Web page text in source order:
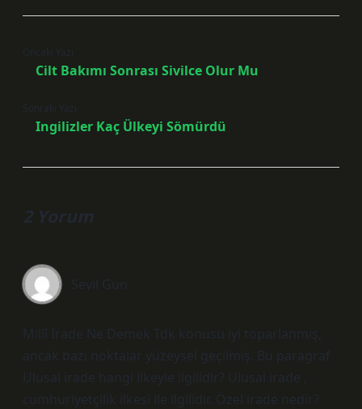
Önceki Yazı
Cilt Bakımı Sonrası Sivilce Olur Mu
Sonraki Yazı
Ingilizler Kaç Ülkeyi Sömürdü
2 Yorum
Sevil Gün
Millî Irade Ne Demek Tdk konusu iyi toparlanmış,
ancak bazı noktalar yüzeysel geçilmiş. Bu paragraf
Ulusal irade hangi ilkeyle ilgilidir? Ulusal irade ,
cumhuriyetçilik ilkesi ile ilgilidir. Özel irade nedir?